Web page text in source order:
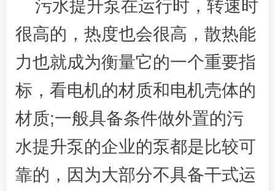
污水提升泵在运行时，转速时
很高的，热度也会很高，散热能
力也就成为衡量它的一个重要指
标，看电机的材质和电机壳体的
材质;一般具备条件做外置的污
水提升泵的企业的泵都是比较可
靠的，因为大部分不具备干式运